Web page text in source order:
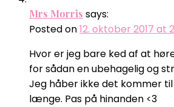
Mrs Morris says:
Posted on12. oktober 2017 at
Hvor er jeg bare ked af at
for sådan en ubehagelig og
Jeg håber ikke det kommer
længe. Pas på hinanden <3